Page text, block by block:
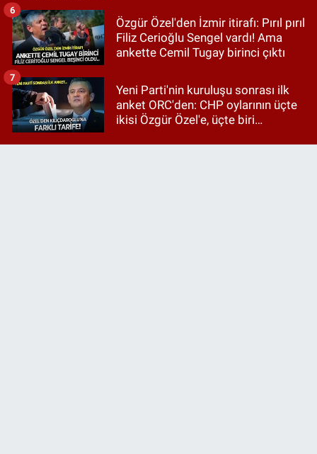
Özgür Özel'den İzmir itirafı: Pırıl pırıl
Filiz Cerioğlu Sengel vardı! Ama
ankette Cemil Tugay birinci çıktı
6
Yeni Parti'nin kuruluşu sonrası ilk
anket ORC'den: CHP oylarının üçte
ikisi Özgür Özel'e, üçte biri
7